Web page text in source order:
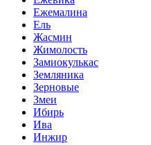
Ежемалина
Ель
Жасмин
Жимолость
Замиокулькас
Земляника
Зерновые
Змеи
Ибирь
Ива
Инжир